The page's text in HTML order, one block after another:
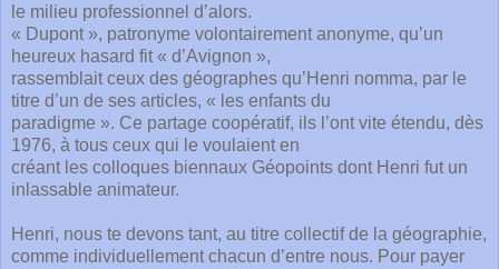
le milieu professionnel d’alors.
« Dupont », patronyme volontairement anonyme, qu’un
heureux hasard fit « d’Avignon »,
rassemblait ceux des géographes qu’Henri nomma, par le
titre d’un de ses articles, « les enfants du
paradigme ». Ce partage coopératif, ils l’ont vite étendu, dès
1976, à tous ceux qui le voulaient en
créant les colloques biennaux Géopoints dont Henri fut un
inlassable animateur.
Henri, nous te devons tant, au titre collectif de la géographie,
comme individuellement chacun d’entre nous. Pour payer